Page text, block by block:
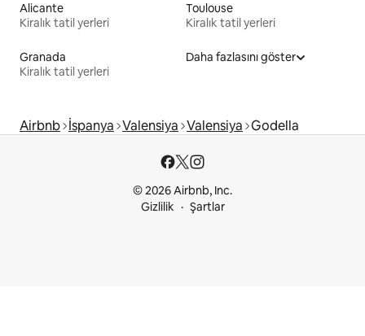
Alicante
Kiralık tatil yerleri
Toulouse
Kiralık tatil yerleri
Granada
Kiralık tatil yerleri
Daha fazlasını göster
Airbnb İspanya Valensiya Valensiya Godella
© 2026 Airbnb, Inc.
Gizlilik
Şartlar